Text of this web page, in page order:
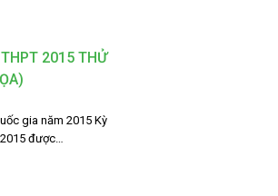
2015 THỬ
gia năm 2015 Kỳ
được…